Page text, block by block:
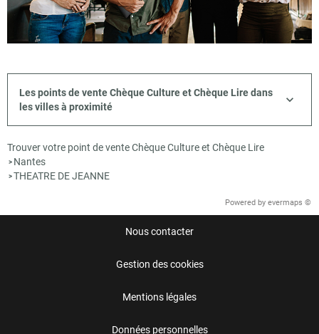
Les points de vente Chèque Culture et Chèque Lire dans
les villes à proximité
Trouver votre point de vente Chèque Culture et Chèque Lire
> Nantes
>THEATRE DE JEANNE
Powered by evermaps ©
Nous contacter
Gestion des cookies
Mentions légales
Données personnelles